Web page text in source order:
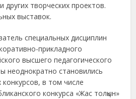
других творческих проектов.
выставок.
специальных дисциплин
прикладного
высшего педагогического
неоднократно становились
в том числе
конкурса «Жас толқын»